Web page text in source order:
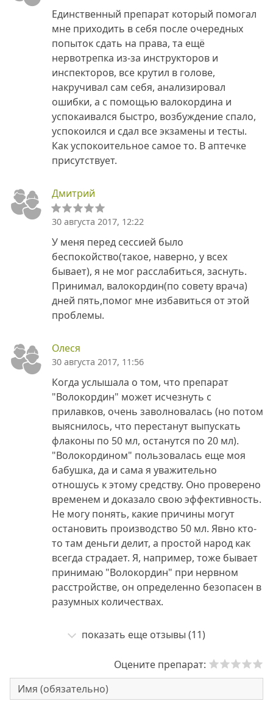
Единственный препарат который помогал
мне приходить в себя после очередных
попыток сдать на права, та ещё
нервотрепка из-за инструкторов и
инспекторов, все крутил в голове,
накручивал сам себя, анализировал
ошибки, а с помощью валокордина и
успокаивался быстро, возбуждение спало,
успокоился и сдал все экзамены и тесты.
Как успокоительное самое то. В аптечке
присутствует.
Дмитрий
30 августа 2017, 12:22
У меня перед сессией было
беспокойство(такое, наверно, у всех
бывает), я не мог расслабиться, заснуть.
Принимал, валокордин(по совету врача)
дней пять,помог мне избавиться от этой
проблемы.
Олеся
30 августа 2017, 11:56
Когда услышала о том, что препарат
"Волокордин" может исчезнуть с
прилавков, очень заволновалась (но потом
выяснилось, что перестанут выпускать
флаконы по 50 мл, останутся по 20 мл).
"Волокордином" пользовалась еще моя
бабушка, да и сама я уважительно
отношусь к этому средству. Оно проверено
временем и доказало свою эффективность.
Не могу понять, какие причины могут
остановить производство 50 мл. Явно кто-
то там деньги делит, а простой народ как
всегда страдает. Я, например, тоже бывает
принимаю "Волокордин" при нервном
расстройстве, он определенно безопасен в
разумных количествах.
показать еще отзывы (11)
Оцените препарат: